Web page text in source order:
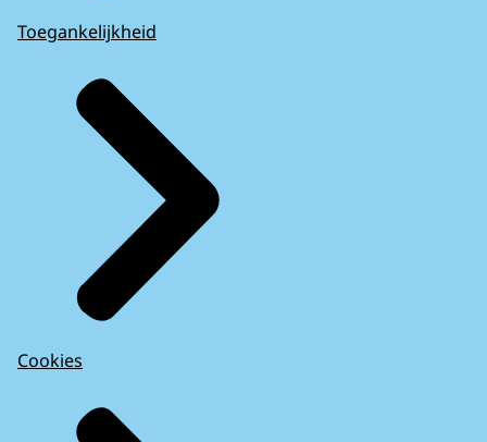
Toegankelijkheid
Cookies